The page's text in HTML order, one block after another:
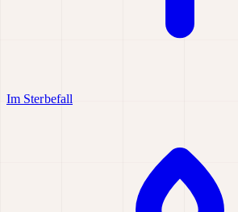
Im Sterbefall